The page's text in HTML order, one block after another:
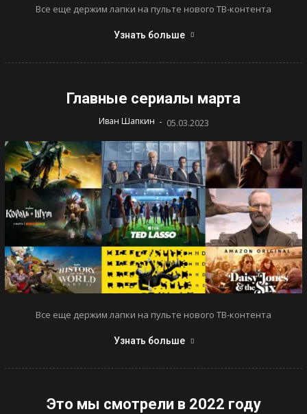
Все еще держим лапки на пульте нового ТВ-контента
Узнать больше
Главные сериалы марта
Иван Шапкин - 05.03.2023
Все еще держим лапки на пульте нового ТВ-контента
Узнать больше
Это мы смотрели в 2022 году